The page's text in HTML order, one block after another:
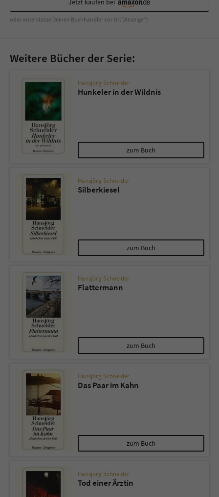
Jetzt kaufen bei
oder unterstütze Deinen Buchhändler vor Ort (Anzeige*)
Weitere Bücher der Serie:
Hansjörg Schneider
Hunkeler in der Wildnis
zum Buch
Hansjörg Schneider
Silberkiesel
zum Buch
Hansjörg Schneider
Flattermann
zum Buch
Hansjörg Schneider
Das Paar im Kahn
zum Buch
Hansjörg Schneider
Tod einer Ärztin
Sicherheitscode des Kontaktformulars zu
überprüfen.